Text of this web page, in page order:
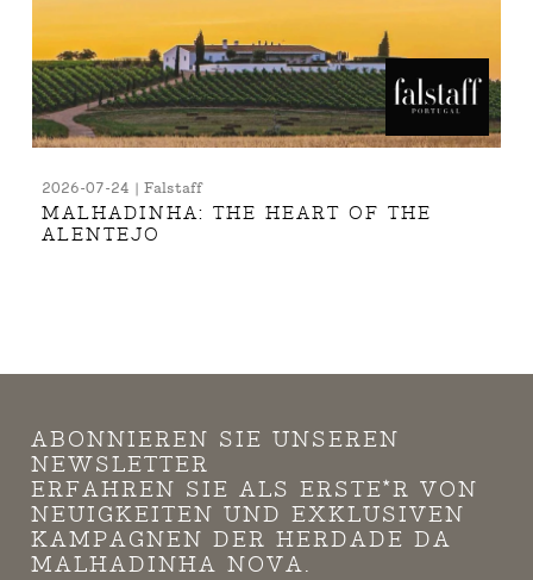
2026-07-24 | Falstaff
MALHADINHA: THE HEART OF THE
ALENTEJO
ABONNIEREN SIE UNSEREN
NEWSLETTER
ERFAHREN SIE ALS ERSTE*R VON
NEUIGKEITEN UND EXKLUSIVEN
KAMPAGNEN DER HERDADE DA
MALHADINHA NOVA.